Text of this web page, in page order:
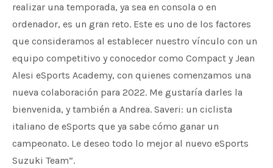
realizar una temporada, ya sea en consola o en
ordenador, es un gran reto. Este es uno de los factores
que consideramos al establecer nuestro vínculo con un
equipo competitivo y conocedor como Compact y Jean
Alesi eSports Academy, con quienes comenzamos una
nueva colaboración para 2022. Me gustaría darles la
bienvenida, y también a Andrea. Saveri: un ciclista
italiano de eSports que ya sabe cómo ganar un
campeonato. Le deseo todo lo mejor al nuevo eSports
Suzuki Team”.